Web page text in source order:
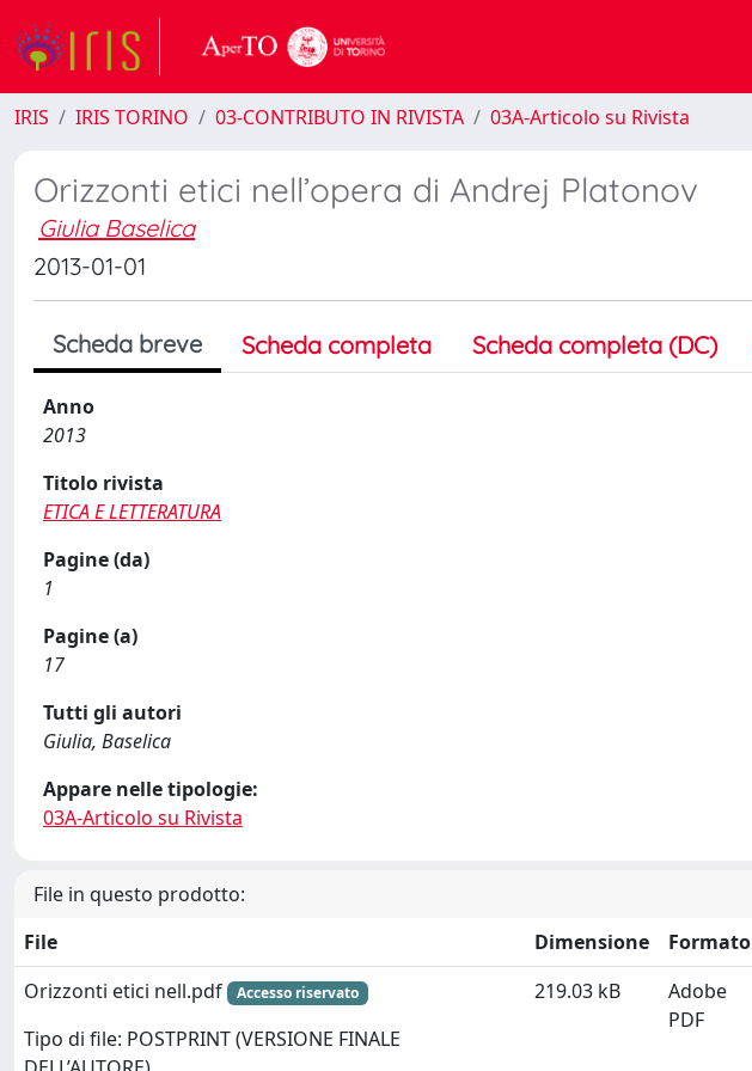
IRIS IRIS TORINO 03-CONTRIBUTO IN RIVISTA 03A-Articolo su Rivista
Orizzonti etici nell’opera di Andrej Platonov
Giulia Baselica
2013-01-01
Scheda breve Scheda completa Scheda completa (DC)
Anno
2013
Titolo rivista
ETICA E LETTERATURA
Pagine (da)
1
Pagine (a)
17
Tutti gli autori
Giulia, Baselica
Appare nelle tipologie:
03A-Articolo su Rivista
File in questo prodotto:
File
Dimensione
Formato
Orizzonti etici nell.pdf
Accesso riservato
Tipo di file: POSTPRINT (VERSIONE FINALE
219.03 kB
Adobe
PDF